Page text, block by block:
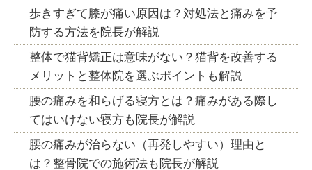
歩きすぎて膝が痛い原因は？対処法と痛みを予
防する方法を院長が解説
整体で猫背矯正は意味がない？猫背を改善する
メリットと整体院を選ぶポイントも解説
腰の痛みを和らげる寝方とは？痛みがある際し
てはいけない寝方も院長が解説
腰の痛みが治らない（再発しやすい）理由と
は？整骨院での施術法も院長が解説